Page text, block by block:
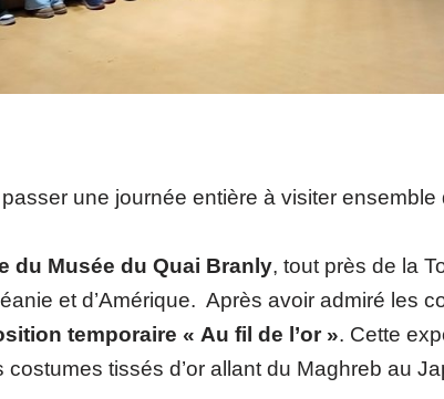
une journée entière à visiter ensemble
du Musée du Quai Branly, tout près de la
et d’Amérique. Après avoir admiré
temporaire « Au fil de l’or ». Cette
tissés d’or allant du Maghreb au